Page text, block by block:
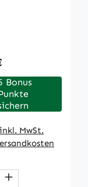
Preis:
Bonus
MwSt.
Anzahl: